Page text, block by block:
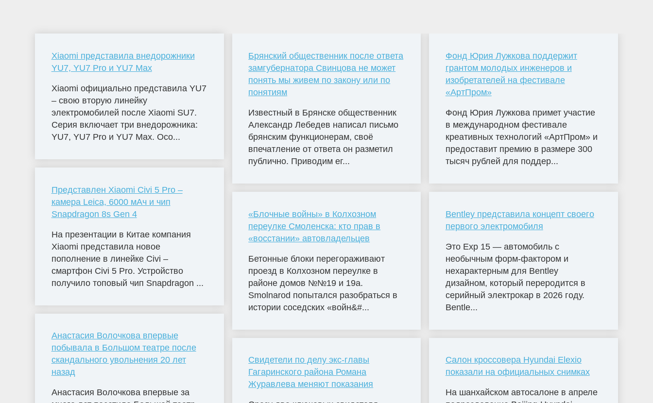
Xiaomi представила внедорожники
YU7, YU7 Pro и YU7 Max
Xiaomi официально представила YU7
– свою вторую линейку
электромобилей после Xiaomi SU7.
Серия включает три внедорожника:
YU7, YU7 Pro и YU7 Max. Осо...
Представлен Xiaomi Civi 5 Pro –
камера Leica, 6000 мАч и чип
Snapdragon 8s Gen 4
На презентации в Китае компания
Xiaomi представила новое
пополнение в линейке Civi –
смартфон Civi 5 Pro. Устройство
получило топовый чип Snapdragon ...
Анастасия Волочкова впервые
побывала в Большом театре после
скандального увольнения 20 лет
назад
Анастасия Волочкова впервые за
Брянский общественник после ответа
замгубернатора Свинцова не может
понять мы живем по закону или по
понятиям
Известный в Брянске общественник
Александр Лебедев написал письмо
брянским функционерам, своё
впечатление от ответа он разметил
публично. Приводим ег...
«Блочные войны» в Колхозном
переулке Смоленска: кто прав в
«восстании» автовладельцев
Бетонные блоки перегораживают
проезд в Колхозном переулке в
районе домов №№19 и 19а.
Smolnarod попытался разобраться в
истории соседских «войн&#...
Свидетели по делу экс-главы
Гагаринского района Романа
Журавлева меняют показания
Фонд Юрия Лужкова поддержит
грантом молодых инженеров и
изобретателей на фестивале
«АртПром»
Фонд Юрия Лужкова примет участие
в международном фестивале
креативных технологий «АртПром» и
предоставит премию в размере 300
тысяч рублей для поддер...
Bentley представила концепт своего
первого электромобиля
Это Exp 15 — автомобиль с
необычным форм-фактором и
нехарактерным для Bentley
дизайном, который переродится в
серийный электрокар в 2026 году.
Bentle...
Салон кроссовера Hyundai Elexio
показали на официальных снимках
На шанхайском автосалоне в апреле